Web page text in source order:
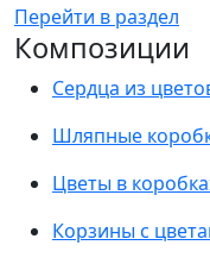
Перейти в раздел
Композиции
Сердца из
Шляпные
Цветы в
Корзины с